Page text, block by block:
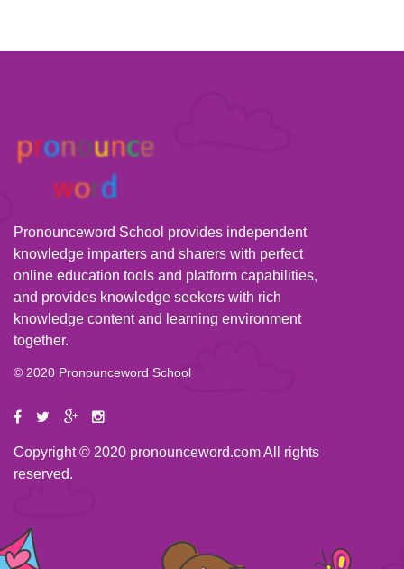
Pronounceword School provides independent
knowledge imparters and sharers with perfect
online education tools and platform capabilities,
and provides knowledge seekers with rich
knowledge content and learning environment
together.
© 2020 Pronounceword School
Copyright © 2020 pronounceword.com All rights
reserved.